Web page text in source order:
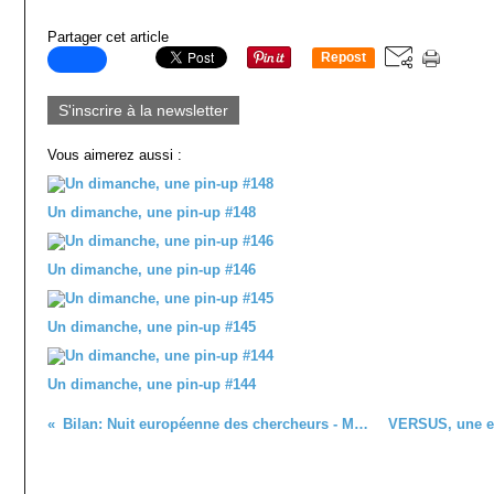
Partager cet article
Repost
S'inscrire à la newsletter
Vous aimerez aussi :
Un dimanche, une pin-up #148
Un dimanche, une pin-up #146
Un dimanche, une pin-up #145
Un dimanche, une pin-up #144
Bilan: Nuit européenne des chercheurs - Metz, 2015